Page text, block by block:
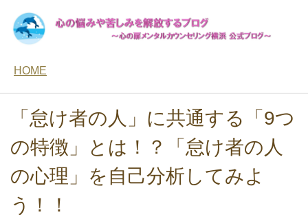
HOME
「怠け者の人」に共通する「9つ
の特徴」とは！？「怠け者の人
の心理」を自己分析してみよ
う！！